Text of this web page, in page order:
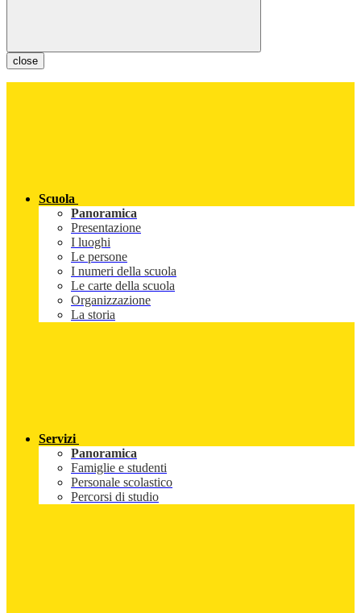
close
Scuola
Panoramica
Presentazione
I luoghi
Le persone
I numeri della scuola
Le carte della scuola
Organizzazione
La storia
Servizi
Panoramica
Famiglie e studenti
Personale scolastico
Percorsi di studio